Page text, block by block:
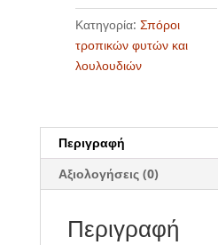
-
Ροζ
ποσότητα
Κατηγορία: Σπόροι
τροπικών φυτών και
λουλουδιών
Περιγραφή
Αξιολογήσεις (0)
Περιγραφή